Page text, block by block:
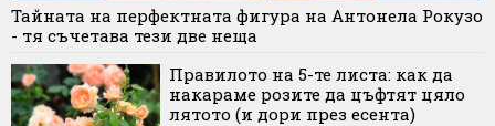
Тайната на перфектната фигура на Антонела Рокузо
- тя съчетава тези две неща
Правилото на 5-те листа: как да
накараме розите да цъфтят цяло
лятото (и дори през есента)